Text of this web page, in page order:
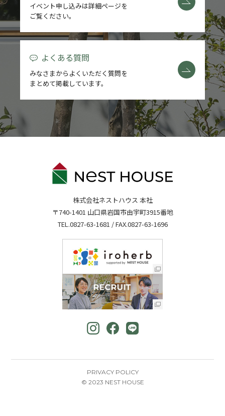
イベント申し込みは詳細ページを
ご覧ください。
よくある質問
みなさまからよくいただく質問を
まとめて掲載しています。
株式会社ネストハウス 本社
〒740-1401 山口県岩国市由宇町3915番地
TEL.0827-63-1681 / FAX.0827-63-1696
PRIVACY POLICY
© 2023 NEST HOUSE